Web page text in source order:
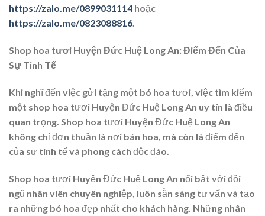
https://zalo.me/0899031114 hoặc
https://zalo.me/0823088816.
Shop hoa tươi Huyện Đức Huệ Long An: Điểm Đến Của
Sự Tinh Tế
Khi nghĩ đến việc gửi tặng một bó hoa tươi, việc tìm kiếm
một shop hoa tươi Huyện Đức Huệ Long An uy tín là điều
quan trọng. Shop hoa tươi Huyện Đức Huệ Long An
không chỉ đơn thuần là nơi bán hoa, mà còn là điểm đến
của sự tinh tế và phong cách độc đáo.
Shop hoa tươi Huyện Đức Huệ Long An nổi bật với đội
ngũ nhân viên chuyên nghiệp, luôn sẵn sàng tư vấn và tạo
ra những bó hoa đẹp nhất cho khách hàng. Những nhân